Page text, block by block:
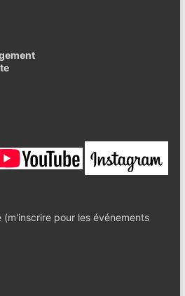
(m'inscrire pour les événements